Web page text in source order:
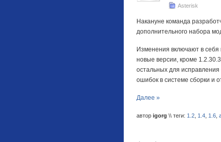
Asterisk
Накануне команда
дополнительного набора
Изменения включают в себя
новые версии, кроме
остальных для
ошибок в системе сборки и
Далее »
автор igorg \\ теги: 1.2 1.4 1.6